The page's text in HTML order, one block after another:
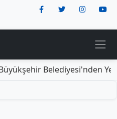
Belediyesi'nden